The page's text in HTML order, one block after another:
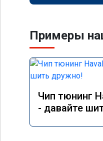
Примеры
Чип тюнинг
- давайте